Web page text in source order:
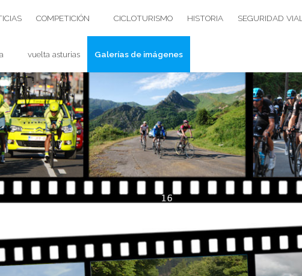
COMPETICIÓN CICLOTURISMO HISTORIA SEGURIDAD VIAL
vuelta asturias Galerías de imágenes